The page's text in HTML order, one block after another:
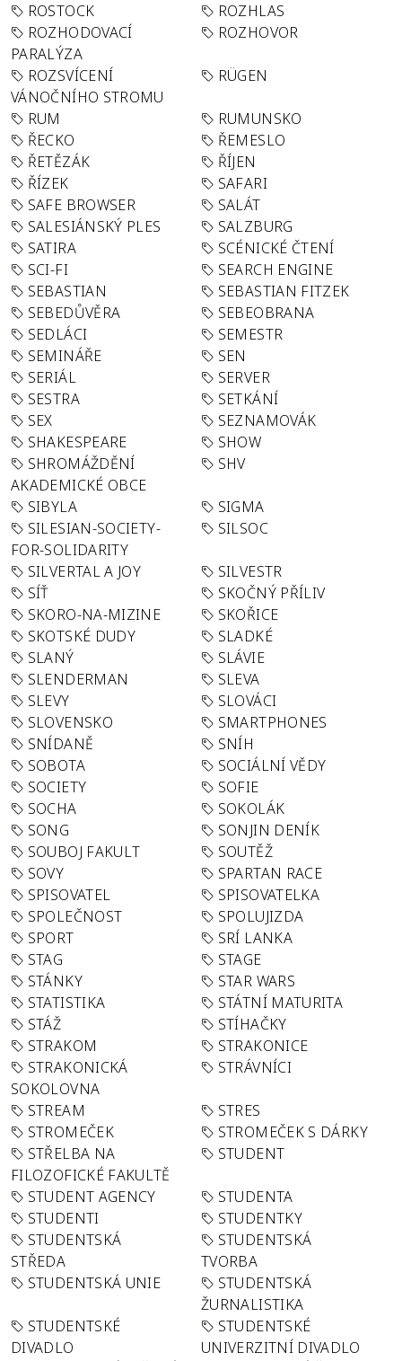
ROSTOCK
ROZHLAS
ROZHODOVACÍ
PARALÝZA
ROZHOVOR
ROZSVÍCENÍ
VÁNOČNÍHO STROMU
RÜGEN
RUM
RUMUNSKO
ŘECKO
ŘEMESLO
ŘETĚZÁK
ŘÍJEN
ŘÍZEK
SAFARI
SAFE BROWSER
SALÁT
SALESIÁNSKÝ PLES
SALZBURG
SATIRA
SCÉNICKÉ ČTENÍ
SCI-FI
SEARCH ENGINE
SEBASTIAN
SEBASTIAN FITZEK
SEBEDŮVĚRA
SEBEOBRANA
SEDLÁCI
SEMESTR
SEMINÁŘE
SEN
SERIÁL
SERVER
SESTRA
SETKÁNÍ
SEX
SEZNAMOVÁK
SHAKESPEARE
SHOW
SHROMÁŽDĚNÍ
AKADEMICKÉ OBCE
SHV
SIBYLA
SIGMA
SILESIAN-SOCIETY-
FOR-SOLIDARITY
SILSOC
SILVERTAL A JOY
SILVESTR
SÍŤ
SKOČNÝ PŘÍLIV
SKORO-NA-MIZINE
SKOŘICE
SKOTSKÉ DUDY
SLADKÉ
SLANÝ
SLÁVIE
SLENDERMAN
SLEVA
SLEVY
SLOVÁCI
SLOVENSKO
SMARTPHONES
SNÍDANĚ
SNÍH
SOBOTA
SOCIÁLNÍ VĚDY
SOCIETY
SOFIE
SOCHA
SOKOLÁK
SONG
SONJIN DENÍK
SOUBOJ FAKULT
SOUTĚŽ
SOVY
SPARTAN RACE
SPISOVATEL
SPISOVATELKA
SPOLEČNOST
SPOLUJIZDA
SPORT
SRÍ LANKA
STAG
STAGE
STÁNKY
STAR WARS
STATISTIKA
STÁTNÍ MATURITA
STÁŽ
STÍHAČKY
STRAKOM
STRAKONICE
STRAKONICKÁ
SOKOLOVNA
STRÁVNÍCI
STREAM
STRES
STROMEČEK
STROMEČEK S DÁRKY
STŘELBA NA
FILOZOFICKÉ FAKULTĚ
STUDENT
STUDENT AGENCY
STUDENTA
STUDENTI
STUDENTKY
STUDENTSKÁ
STŘEDA
STUDENTSKÁ
TVORBA
STUDENTSKÁ UNIE
STUDENTSKÁ
ŽURNALISTIKA
STUDENTSKÉ
DIVADLO
STUDENTSKÉ
UNIVERZITNÍ DIVADLO